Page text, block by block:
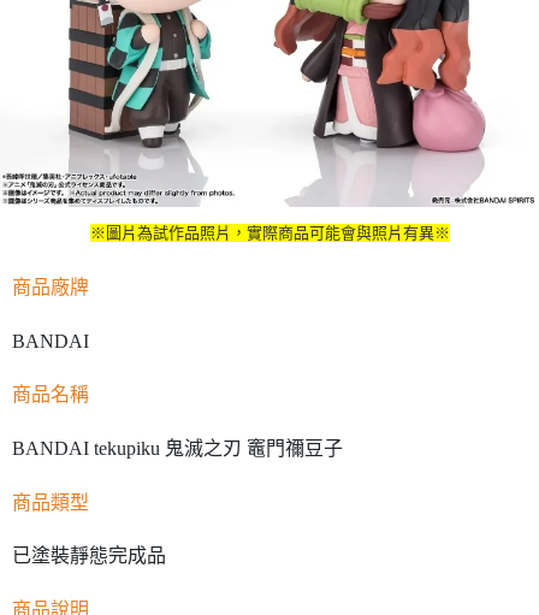
※圖片為試作品照片，實際商品可能會與照片有異※
商品廠牌
BANDAI
商品名稱
BANDAI tekupiku 鬼滅之刃 竈門禰豆子
商品類型
已塗裝靜態完成品
商品說明